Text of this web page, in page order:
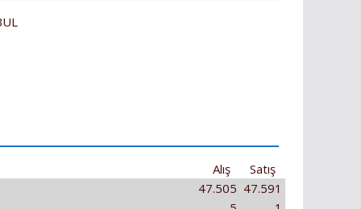
Satış
Alış
47.591
47.505